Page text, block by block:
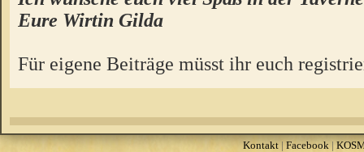
Eure Wirtin Gilda
Für eigene Beiträge müsst ihr euch
Kontakt| Facebook |